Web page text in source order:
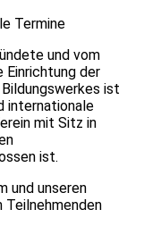
Termine
und vom
Einrichtung der
ist
internationale
mit Sitz in
ist.
und unseren